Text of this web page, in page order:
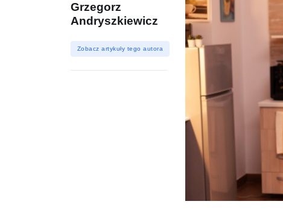
Grzegorz
Andryszkiewicz
Zobacz artykuły tego autora